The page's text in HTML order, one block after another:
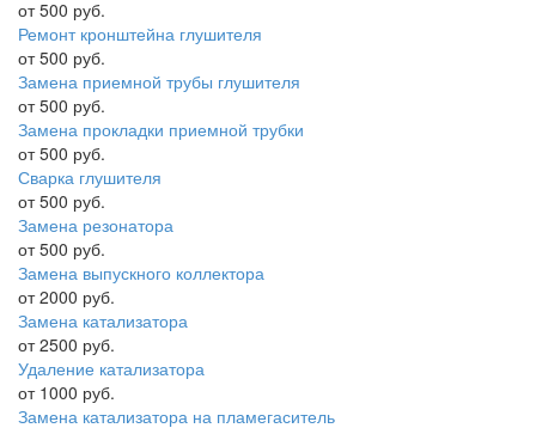
от 500 руб.
Ремонт кронштейна глушителя
от 500 руб.
Замена приемной трубы глушителя
от 500 руб.
Замена прокладки приемной трубки
от 500 руб.
Сварка глушителя
от 500 руб.
Замена резонатора
от 500 руб.
Замена выпускного коллектора
от 2000 руб.
Замена катализатора
от 2500 руб.
Удаление катализатора
от 1000 руб.
Замена катализатора на пламегаситель